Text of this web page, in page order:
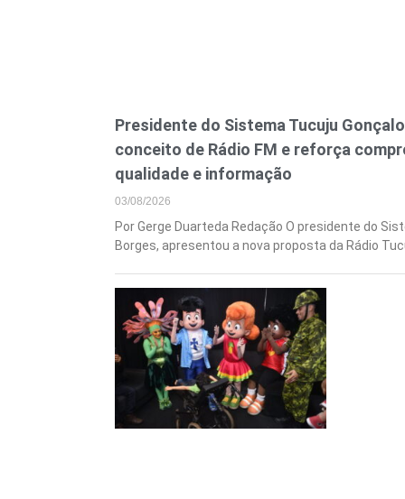
Presidente do Sistema Tucuju
conceito de Rádio FM e reforça
qualidade e informação
03/08/2026
Por Gerge Duarteda Redação O presidente do
Borges, apresentou a nova proposta da Rádio